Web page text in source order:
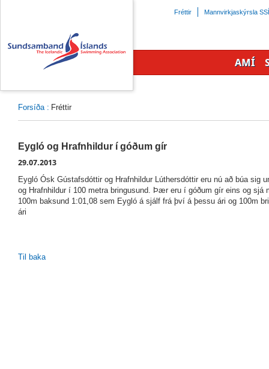
Forsíða: Fréttir
Eygló og Hrafnhildur í góðum gír
29.07.2013
Eygló Ósk Gústafsdóttir og Hrafnhildur Lúthersdóttir eru nú að búa sig
og Hrafnhildur í 100 metra bringusund. Þær eru í góðum gír eins og sjá
100m baksund 1:01,08 sem Eygló á sjálf frá því á þessu ári og 100m
ári
Til baka
Fréttir Mannvirkjaskýrsla SSÍ
AMÍ